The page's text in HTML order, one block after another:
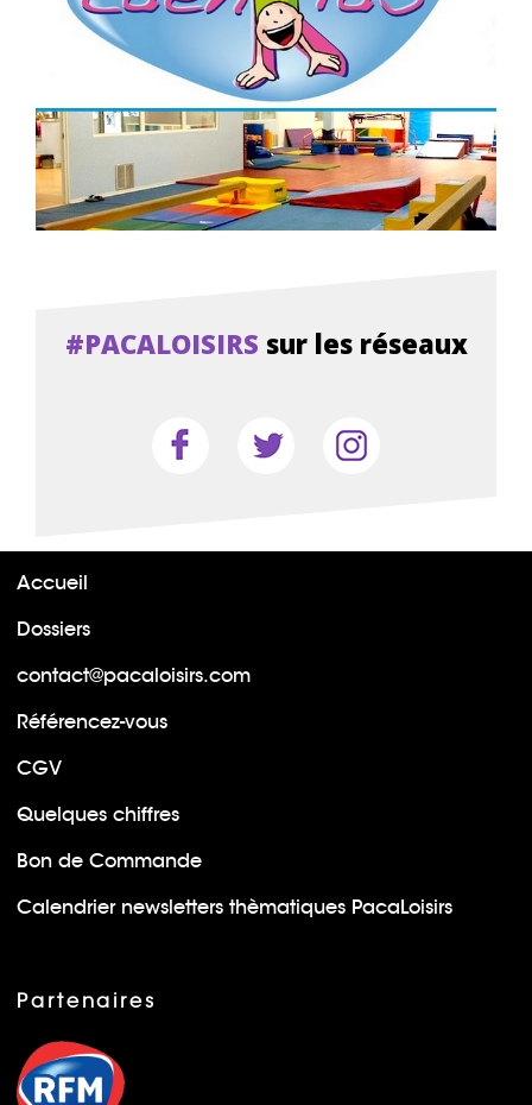
#PACALOISIRS sur les réseaux
Accueil
Dossiers
contact@pacaloisirs.com
Référencez-vous
CGV
Quelques chiffres
Bon de Commande
Calendrier newsletters thèmatiques PacaLoisirs
Partenaires